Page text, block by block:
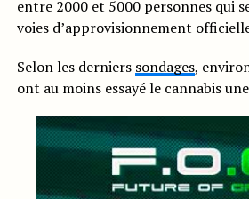
entre 2000 et 5000 personnes qui
voies d’approvisionnement
Selon les derniers sondages,
ont au moins essayé le cannabis